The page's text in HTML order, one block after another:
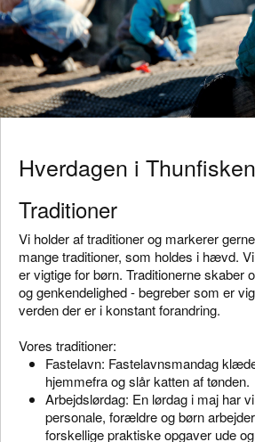
Kontakt oplysninger
Log ind
Hverdagen i Thunfisken
Traditioner
Vi holder af traditioner og markerer
mange traditioner, som holdes i hævd.
er vigtige for børn. Traditionerne skaber
og genkendelighed - begreber som er
verden der er i konstant forandring.
Vores traditioner:
Fastelavn: Fastelavnsmandag
hjemmefra og slår katten af tønden.
Arbejdslørdag: En lørdag i maj har
personale, forældre og børn
forskellige praktiske opgaver ude